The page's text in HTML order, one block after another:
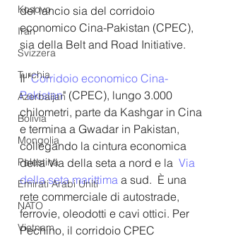
Kosovo
Iran
Svizzera
Turchia
Azerbaijan
Bolivia
Mongolia
Palestina
Emirati Arabi Uniti
NATO
Vietnam
del lancio sia del corridoio
economico Cina-Pakistan (CPEC),
sia della Belt and Road Initiative.
Il "Corridoio economico Cina-
Pakistan" (CPEC), lungo 3.000
chilometri, parte da Kashgar in Cina
e termina a Gwadar in Pakistan,
collegando la cintura economica
della Via della seta a nord e la Via
della seta marittima a sud.  È una
rete commerciale di autostrade,
ferrovie, oleodotti e cavi ottici. Per
Pechino, il corridoio CPEC